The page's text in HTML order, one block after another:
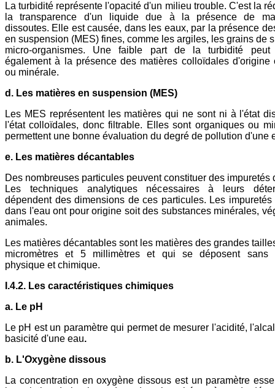
La turbidité représente l'opacité d'un milieu trouble. C'est la
la transparence d'un liquide due à la présence de
dissoutes. Elle est causée, dans les eaux, par la présence
en suspension (MES) fines, comme les argiles, les grains de
micro-organismes. Une faible part de la turbidité
également à la présence des matières colloïdales d'origine
ou minérale.
d. Les matières en suspension (MES)
Les MES représentent les matières qui ne sont ni à l'état
l'état colloïdales, donc filtrable. Elles sont organiques ou
permettent une bonne évaluation du degré de pollution d'une
e. Les matières décantables
Des nombreuses particules peuvent constituer des impuretés
Les techniques analytiques nécessaires à leurs
dépendent des dimensions de ces particules. Les impuretés
dans l'eau ont pour origine soit des substances minérales,
animales.
Les matières décantables sont les matières des grandes
micromètres et 5 millimètres et qui se déposent sans
physique et chimique.
I.4.2. Les caractéristiques chimiques
a. Le pH
Le pH est un paramètre qui permet de mesurer l'acidité,
basicité d'une eau.
b. L'Oxygène dissous
La concentration en oxygène dissous est un paramètre